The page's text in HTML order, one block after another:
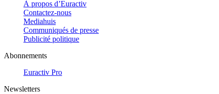
À propos d’Euractiv
Contactez-nous
Mediahuis
Communiqués de presse
Publicité politique
Abonnements
Euractiv Pro
Newsletters